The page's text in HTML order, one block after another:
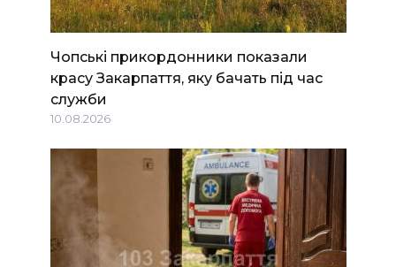
Чопські прикордонники показали
красу Закарпаття, яку бачать під час
служби
10.08.2026